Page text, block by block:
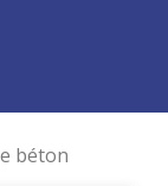
béton